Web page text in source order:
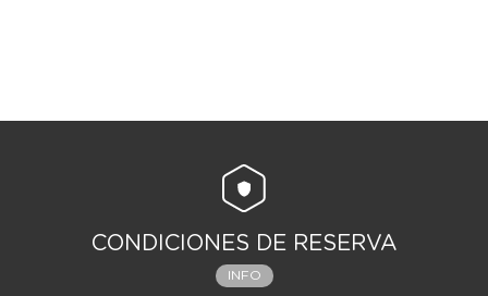
CONDICIONES DE RESERVA
INFO